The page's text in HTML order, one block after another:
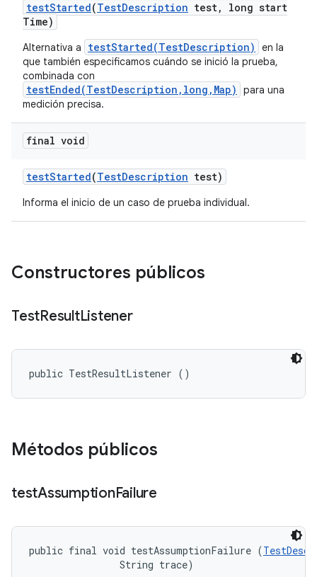
testStarted(TestDescription test,
long start
Time)
Alternativa a testStarted(TestDescription)
en la
que también especificamos cuándo se inició la prueba,
combinada con
testEnded(TestDescription,long,Map)
para una
medición precisa.
final void
testStarted(TestDescription test)
Informa el inicio de un caso de prueba individual.
Constructores públicos
TestResultListener
public TestResultListener ()
Métodos públicos
testAssumptionFailure
public final void testAssumptionFailure (
                String trace)